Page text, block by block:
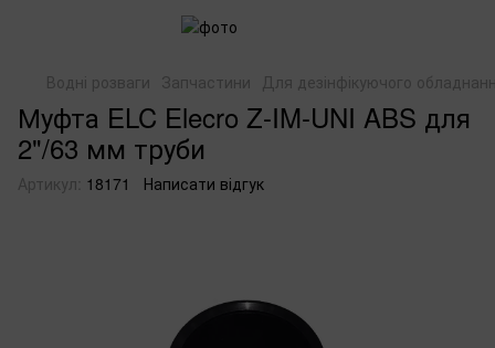
Водні розваги Запчастини Для дезінфікуючого
Муфта ELC Elecro Z-IM-UNI ABS для
2"/63 мм труби
Артикул: 18171 Написати відгук